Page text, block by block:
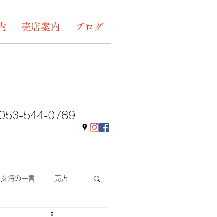
売店案内 ブログ
544-0789
女将の一言 売店